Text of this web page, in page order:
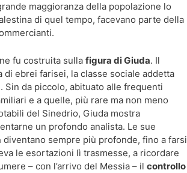
maggioranza della popolazione lo
di quel tempo, facevano parte della
fu costruita sullafigura di Giuda. Il
di ebrei farisei, la classe sociale addetta
da piccolo, abituato alle frequenti
e a quelle, più rare ma non meno
del Sinedrio, Giuda mostra
un profondo analista. Le sue
sempre più profonde, fino a farsi
le esortazioni lì trasmesse, a ricordare
– con l’arrivo del Messia – ilcontrollo